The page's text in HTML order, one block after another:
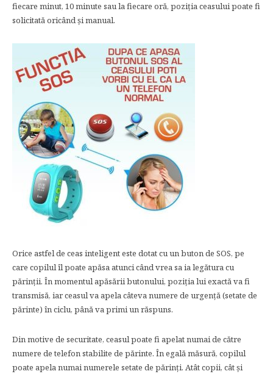
fiecare minut, 10 minute sau la fiecare oră, poziția ceasului poate fi
solicitată oricând și manual.
Orice astfel de ceas inteligent este dotat cu un buton de SOS, pe
care copilul îl poate apăsa atunci când vrea sa ia legătura cu
părinții. În momentul apăsării butonului, poziția lui exactă va fi
transmisă, iar ceasul va apela câteva numere de urgență (setate de
părinte) în ciclu, până va primi un răspuns.
Din motive de securitate, ceasul poate fi apelat numai de către
numere de telefon stabilite de părinte. În egală măsură, copilul
poate apela numai numerele setate de părinți. Atât copii, cât și